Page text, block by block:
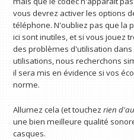
vous devrez activer les options
téléphone. N'oubliez pas que la
ici sont inutiles, et si vous jouez
des problèmes d'utilisation
utilisations, nous recherchons
il sera mis en évidence si vos
norme.
Allumez cela (et touchezrien
une bien meilleure qualité
casques.